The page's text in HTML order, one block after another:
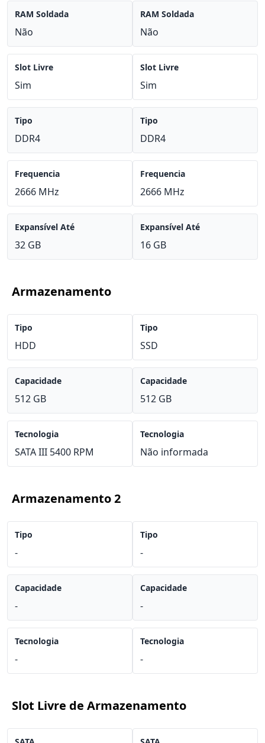
RAM Soldada
Não
Slot Livre
Sim
Tipo
DDR4
Frequencia
2666 MHz
Expansível Até
32 GB
RAM Soldada
Não
Slot Livre
Sim
Tipo
DDR4
Frequencia
2666 MHz
Expansível Até
16 GB
Armazenamento
Tipo
HDD
Capacidade
512 GB
Tecnologia
SATA III 5400 RPM
Tipo
SSD
Capacidade
512 GB
Tecnologia
Não informada
Armazenamento 2
Tipo
-
Capacidade
-
Tecnologia
-
Tipo
-
Capacidade
-
Tecnologia
-
Slot Livre de Armazenamento